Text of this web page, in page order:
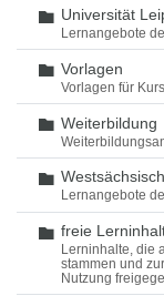
Ordner
Universität
Lernangebote
Ordner
Vorlagen
Vorlagen für
Ordner
Weiterbildung
Ordner
Lernangebote
Ordner
freie
Lerninhalte, die
stammen und
Nutzung